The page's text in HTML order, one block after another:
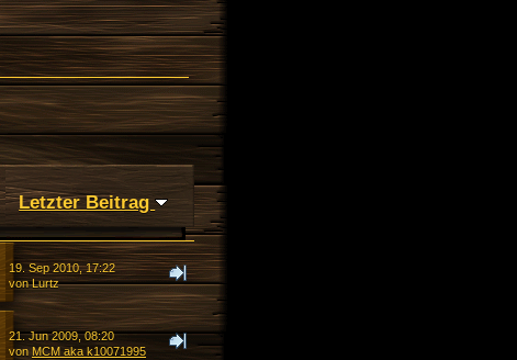
Letzter Beitrag
19. Sep 2010, 17:22
von Lurtz
21. Jun 2009, 08:20
vonMCM aka k10071995